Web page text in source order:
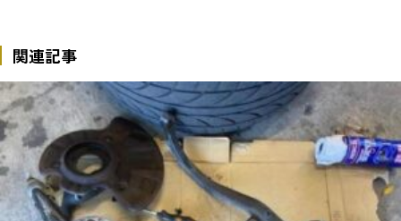
関連記事